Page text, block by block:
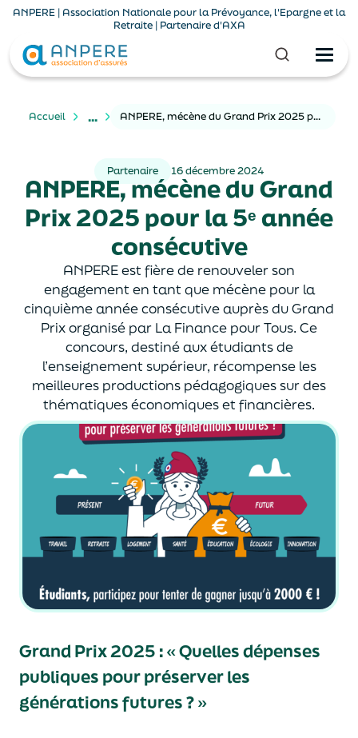
ANPERE | Association Nationale pour la Prévoyance, l'Epargne et la
Retraite | Partenaire d'AXA
Accueil ... ANPERE, mécène du Grand Prix 2025 pour la 5ᵉ année consécutive
Partenaire 16 décembre 2024
ANPERE, mécène du Grand
Prix 2025 pour la 5ᵉ année
consécutive
ANPERE est fière de renouveler son
engagement en tant que mécène pour la
cinquième année consécutive auprès du Grand
Prix organisé par La Finance pour Tous. Ce
concours, destiné aux étudiants de
l’enseignement supérieur, récompense les
meilleures productions pédagogiques sur des
thématiques économiques et financières.
Grand Prix 2025 : « Quelles dépenses
publiques pour préserver les
générations futures ? »